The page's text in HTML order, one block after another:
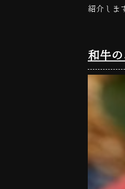
紹介しま
和牛